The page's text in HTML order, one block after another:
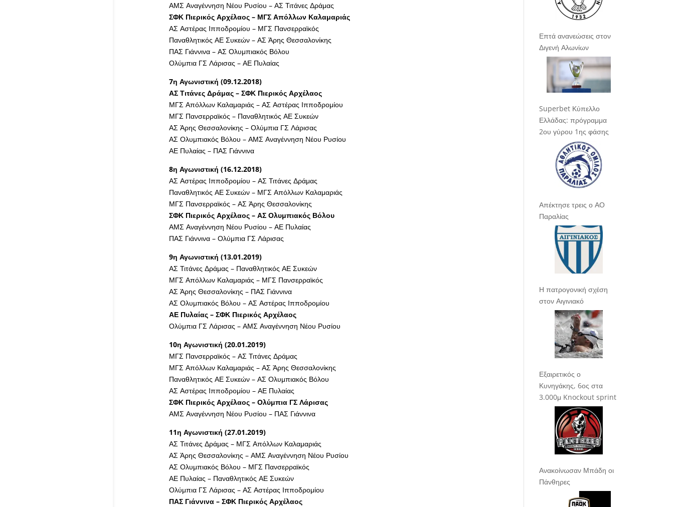
ΑΜΣ Αναγέννηση Νέου Ρυσίου – ΑΣ Τιτάνες Δράμας
ΣΦΚ Πιερικός Αρχέλαος – ΜΓΣ Απόλλων Καλαμαριάς
ΑΣ Αστέρας Ιπποδρομίου – ΜΓΣ Πανσερραϊκός
Παναθλητικός ΑΕ Συκεών – ΑΣ Άρης Θεσσαλονίκης
ΠΑΣ Γιάννινα – ΑΣ Ολυμπιακός Βόλου
Ολύμπια ΓΣ Λάρισας – ΑΕ Πυλαίας
7η Αγωνιστική (09.12.2018)
ΑΣ Τιτάνες Δράμας – ΣΦΚ Πιερικός Αρχέλαος
ΜΓΣ Απόλλων Καλαμαριάς – ΑΣ Αστέρας Ιπποδρομίου
ΜΓΣ Πανσερραϊκός – Παναθλητικός ΑΕ Συκεών
ΑΣ Άρης Θεσσαλονίκης – Ολύμπια ΓΣ Λάρισας
ΑΣ Ολυμπιακός Βόλου – ΑΜΣ Αναγέννηση Νέου Ρυσίου
ΑΕ Πυλαίας – ΠΑΣ Γιάννινα
8η Αγωνιστική (16.12.2018)
ΑΣ Αστέρας Ιπποδρομίου – ΑΣ Τιτάνες Δράμας
Παναθλητικός ΑΕ Συκεών – ΜΓΣ Απόλλων Καλαμαριάς
ΜΓΣ Πανσερραϊκός – ΑΣ Άρης Θεσσαλονίκης
ΣΦΚ Πιερικός Αρχέλαος – ΑΣ Ολυμπιακός Βόλου
ΑΜΣ Αναγέννηση Νέου Ρυσίου – ΑΕ Πυλαίας
ΠΑΣ Γιάννινα – Ολύμπια ΓΣ Λάρισας
9η Αγωνιστική (13.01.2019)
ΑΣ Τιτάνες Δράμας – Παναθλητικός ΑΕ Συκεών
ΜΓΣ Απόλλων Καλαμαριάς – ΜΓΣ Πανσερραϊκός
ΑΣ Άρης Θεσσαλονίκης – ΠΑΣ Γιάννινα
ΑΣ Ολυμπιακός Βόλου – ΑΣ Αστέρας Ιπποδρομίου
ΑΕ Πυλαίας – ΣΦΚ Πιερικός Αρχέλαος
Ολύμπια ΓΣ Λάρισας – ΑΜΣ Αναγέννηση Νέου Ρυσίου
10η Αγωνιστική (20.01.2019)
ΜΓΣ Πανσερραϊκός – ΑΣ Τιτάνες Δράμας
ΜΓΣ Απόλλων Καλαμαριάς – ΑΣ Άρης Θεσσαλονίκης
Παναθλητικός ΑΕ Συκεών – ΑΣ Ολυμπιακός Βόλου
ΑΣ Αστέρας Ιπποδρομίου – ΑΕ Πυλαίας
ΣΦΚ Πιερικός Αρχέλαος – Ολύμπια ΓΣ Λάρισας
ΑΜΣ Αναγέννηση Νέου Ρυσίου – ΠΑΣ Γιάννινα
11η Αγωνιστική (27.01.2019)
ΑΣ Τιτάνες Δράμας – ΜΓΣ Απόλλων Καλαμαριάς
ΑΣ Άρης Θεσσαλονίκης – ΑΜΣ Αναγέννηση Νέου Ρυσίου
ΑΣ Ολυμπιακός Βόλου – ΜΓΣ Πανσερραϊκός
ΑΕ Πυλαίας – Παναθλητικός ΑΕ Συκεών
Ολύμπια ΓΣ Λάρισας – ΑΣ Αστέρας Ιπποδρομίου
ΠΑΣ Γιάννινα – ΣΦΚ Πιερικός Αρχέλαος
Επτά ανανεώσεις στον
Διγενή Αλωνίων
Superbet Κύπελλο
Ελλάδας: πρόγραμμα
2ου γύρου 1ης φάσης
Απέκτησε τρεις ο ΑΟ
Παραλίας
Η πατρογονική σχέση
στον Αιγινιακό
Εξαιρετικός ο
Κυνηγάκης, 6ος στα
3.000μ Knockout sprint
Ανακοίνωσαν Μπάδη οι
Πάνθηρες